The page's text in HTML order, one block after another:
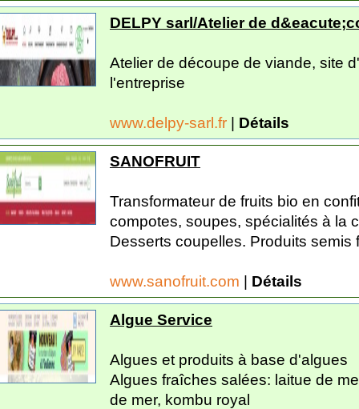
DELPY sarl/Atelier de
Atelier de découpe de viande, site
l'entreprise
www.delpy-sarl.fr | Détails
SANOFRUIT
Transformateur de fruits bio en
compotes, soupes, spécialités à la
Desserts coupelles. Produits semis
www.sanofruit.com | Détails
Algue Service
Algues et produits à base d'algues
Algues fraîches salées: laitue de
de mer, kombu royal